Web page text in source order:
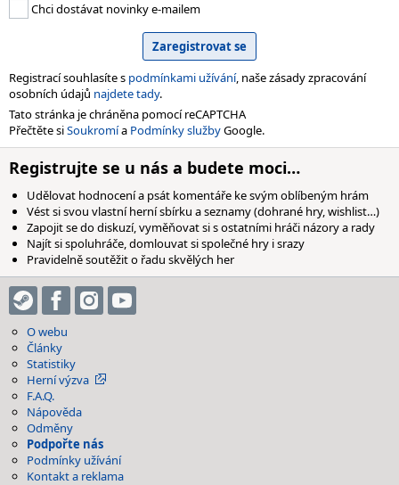
Chci dostávat novinky e-mailem
Registrací souhlasíte s podmínkami užívání, naše zásady zpracování
osobních údajů najdete tady.
Tato stránka je chráněna pomocí reCAPTCHA
Přečtěte siSoukromía Podmínky službyGoogle.
Registrujte se u nás a budete moci…
Udělovat hodnocení a psát komentáře ke svým oblíbeným hrám
Vést si svou vlastní herní sbírku a seznamy (dohrané hry, wishlist…)
Zapojit se do diskuzí, vyměňovat si s ostatními hráči názory a rady
Najít si spoluhráče, domlouvat si společné hry i srazy
Pravidelně soutěžit o řadu skvělých her
O webu
Články
Statistiky
Herní výzva
F.A.Q.
Nápověda
Odměny
Podpořte nás
Podmínky užívání
Kontakt a reklama